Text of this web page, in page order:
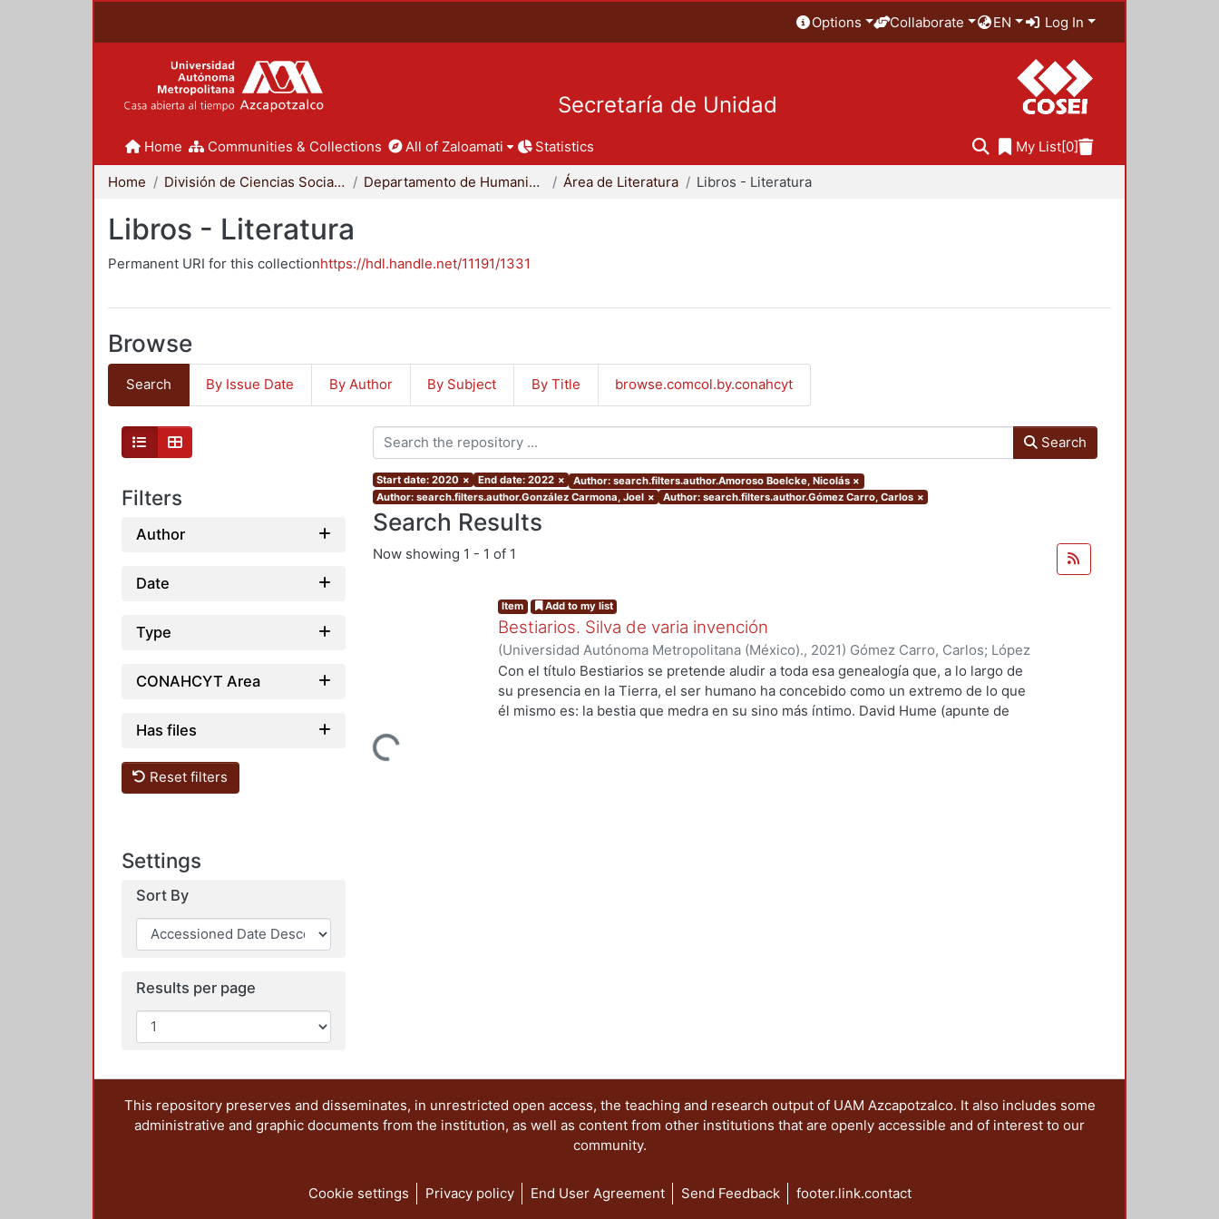
Options Collaborate EN Log In
Secretaría de Unidad
Home Communities & Collections All of Zaloamati Statistics My List[0]
Home División de Ciencias Sociales y Humanidades Departamento de Humanidades Área de Literatura Libros - Literatura
Libros - Literatura
Permanent URI for this collectionhttps://hdl.handle.net/11191/1331
Browse
Search By Issue Date By Author By Subject By Title browse.comcol.by.conahcyt
Filters
Author
Date
Type
CONAHCYT Area
Has files
Reset filters
Settings
Sort By
Results per page
Search
Start date: 2020 × End date: 2022 × Author: search.filters.author.Amoroso Boelcke, Nicolás ×
Author: search.filters.author.González Carmona, Joel × Author: search.filters.author.Gómez Carro, Carlos ×
Search Results
Now showing 1 - 1 of 1
Loading...
Item Add to my list
Bestiarios. Silva de varia invención
(Universidad Autónoma Metropolitana (México)., 2021) Gómez Carro, Carlos; López
Aguilar, Enrique;Benítez, Ana;Rudoy Callejas, Myriam;Rivas Iturralde, Antonio
Vladimiro;Mata Juarez, Oscar;Rojas, Francisco;Marin, Marco Antonio;Valero
Borrás, Vida; Ito Sugiyama, Gloria ;Ramírez Leyva, Edelmira, comp.;Suárez Escobar,
Con el título Bestiarios se pretende aludir a toda esa genealogía que, a lo largo de
su presencia en la Tierra, el ser humano ha concebido como un extremo de lo que
él mismo es: la bestia que medra en su sino más íntimo. David Hume (apunte de
This repository preserves and disseminates, in unrestricted open access, the teaching and research output of UAM Azcapotzalco. It also includes some
administrative and graphic documents from the institution, as well as content from other institutions that are openly accessible and of interest to our
community.
Cookie settings Privacy policy End User Agreement Send Feedback footer.link.contact